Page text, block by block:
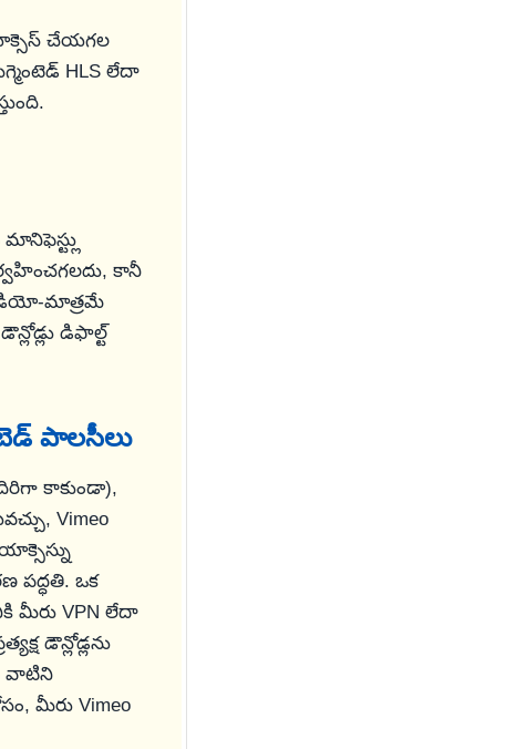
చేయగల
HLS లేదా
కానీ
ఆడియో-మాత్రమే
డిఫాల్ట్
పాలసీలు
కాకుండా),
Vimeo
పద్ధతి. ఒక
VPN లేదా
డౌన్లోడ్లను
వాటిని
మీరు Vimeo